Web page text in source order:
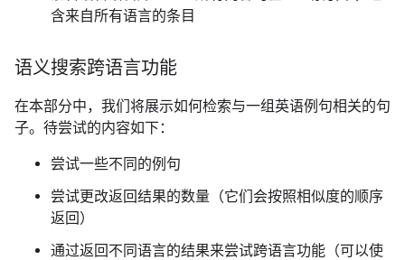
含来自所有语言的条目
语义搜索跨语言功能
在本部分中，我们将展示如何检索与一组英语例句相关的句
子。待尝试的内容如下：
尝试一些不同的例句
尝试更改返回结果的数量（它们会按照相似度的顺序
返回）
通过返回不同语言的结果来尝试跨语言功能（可以使